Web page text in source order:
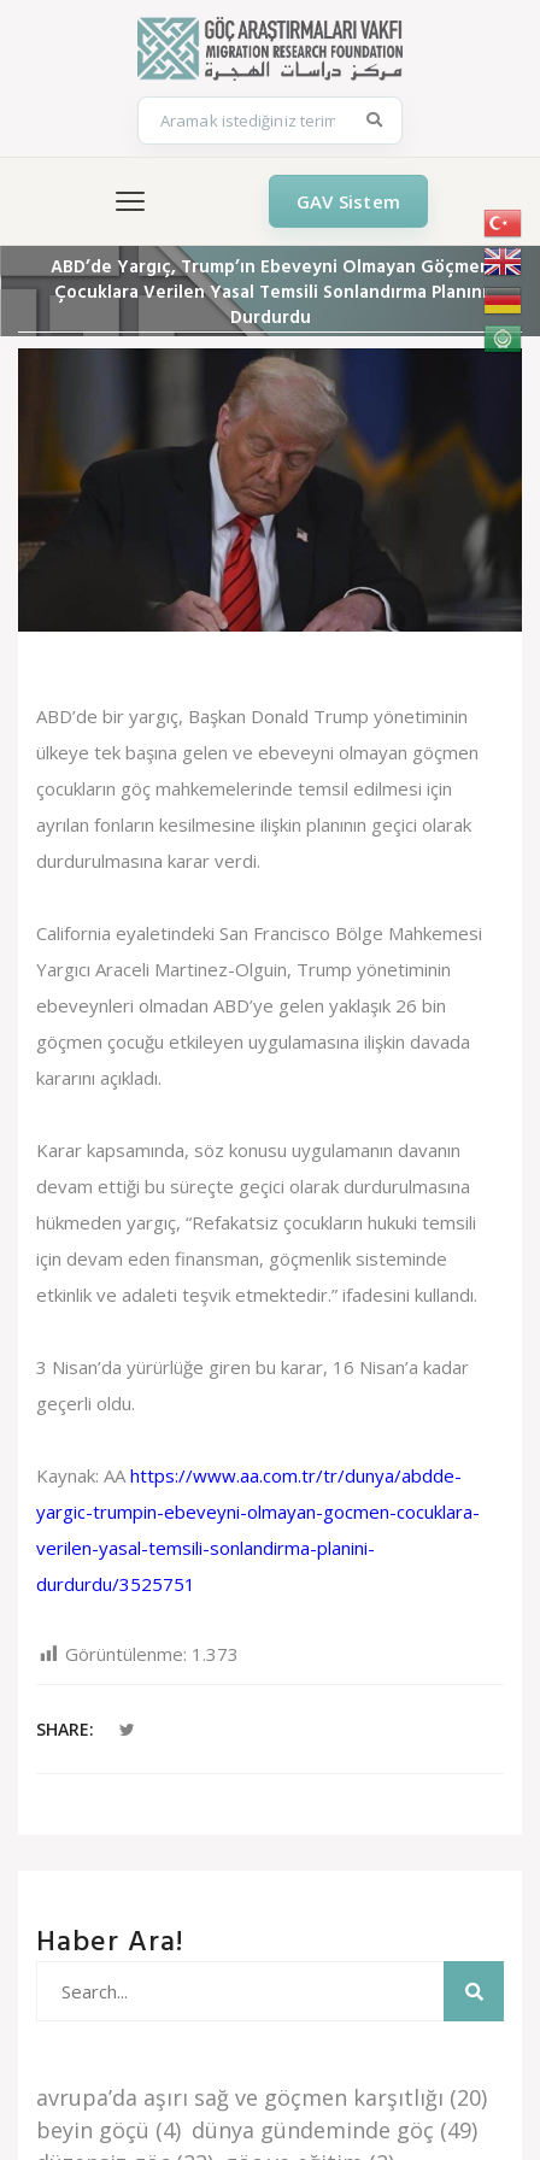
GAV Sistem
ABD’de Yargıç, Trump’ın Ebeveyni Olmayan Göçmen
Çocuklara Verilen Yasal Temsili Sonlandırma Planını
Durdurdu
ABD’de bir yargıç, Başkan Donald Trump yönetiminin
ülkeye tek başına gelen ve ebeveyni olmayan göçmen
çocukların göç mahkemelerinde temsil edilmesi için
ayrılan fonların kesilmesine ilişkin planının geçici olarak
durdurulmasına karar verdi.
California eyaletindeki San Francisco Bölge Mahkemesi
Yargıcı Araceli Martinez-Olguin, Trump yönetiminin
ebeveynleri olmadan ABD’ye gelen yaklaşık 26 bin
göçmen çocuğu etkileyen uygulamasına ilişkin davada
kararını açıkladı.
Karar kapsamında, söz konusu uygulamanın davanın
devam ettiği bu süreçte geçici olarak durdurulmasına
hükmeden yargıç, “Refakatsiz çocukların hukuki temsili
için devam eden finansman, göçmenlik sisteminde
etkinlik ve adaleti teşvik etmektedir.” ifadesini kullandı.
3 Nisan’da yürürlüğe giren bu karar, 16 Nisan’a kadar
geçerli oldu.
Kaynak: AAhttps://www.aa.com.tr/tr/dunya/abdde-
yargic-trumpin-ebeveyni-olmayan-gocmen-cocuklara-
verilen-yasal-temsili-sonlandirma-planini-
durdurdu/3525751
Görüntülenme: 1.373
SHARE:
Haber Ara!
avrupa’da aşiri sağ ve göçmen karşitliği (20)
beyi̇n göçü (4) dünya gündemi̇nde göç (49)